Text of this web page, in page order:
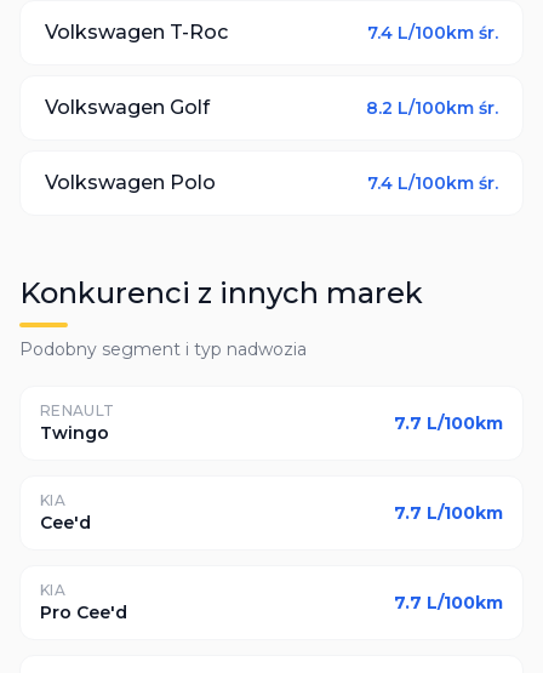
Volkswagen T-Roc 7.4 L/100km śr.
Volkswagen Golf 8.2 L/100km śr.
Volkswagen Polo 7.4 L/100km śr.
Konkurenci z innych marek
Podobny segment i typ nadwozia
RENAULT
Twingo 7.7 L/100km
KIA
Cee'd 7.7 L/100km
KIA
Pro Cee'd 7.7 L/100km